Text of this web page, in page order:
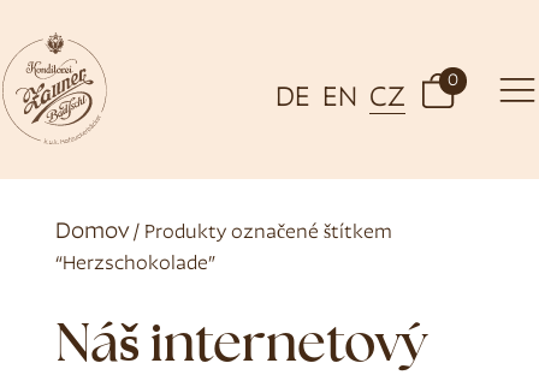
DE EN CZ
0
Domov/ Produkty označené štítkem
“Herzschokolade”
Náš internetový